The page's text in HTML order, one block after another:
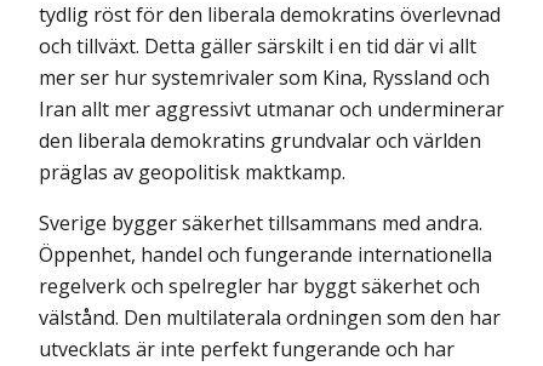
tydlig röst för den liberala demokratins överlevnad
och tillväxt. Detta gäller särskilt i en tid där vi allt
mer ser hur systemrivaler som Kina, Ryssland och
Iran allt mer aggressivt utmanar och underminerar
den liberala demokratins grundvalar och världen
präglas av geopolitisk maktkamp.
Sverige bygger säkerhet tillsammans med andra.
Öppenhet, handel och fungerande internationella
regelverk och spelregler har byggt säkerhet och
välstånd. Den multi­laterala ordningen som den har
utvecklats är inte perfekt fungerande och har